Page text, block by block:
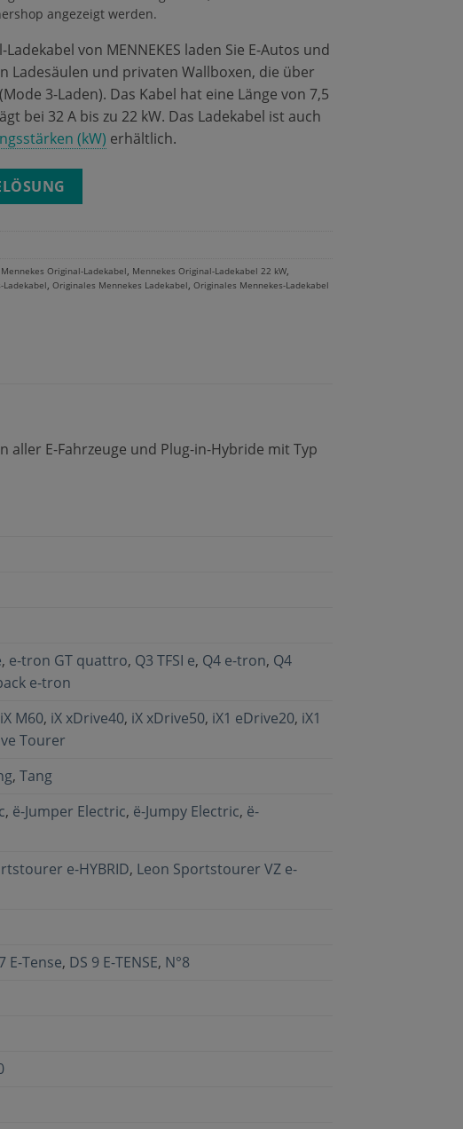
angezeigt werden.
von MENNEKES laden Sie E-Autos und
Ladesäulen und privaten Wallboxen, die über
3-Laden). Das Kabel hat eine Länge von 7,5
bei 32 A bis zu 22 kW. Das Ladekabel ist auch
(kW) erhältlich.
Mennekes Original-Ladekabel Mennekes Original-Ladekabel 22 kW
Originales Mennekes Ladekabel Originales Mennekes-Ladekabel
aller E-Fahrzeuge und Plug-in-Hybride mit Typ
, e-tron GT quattro, Q3 TFSI e, Q4 e-tron, Q4
e-tron
iX M60, iX xDrive40, iX xDrive50, iX1 eDrive20, iX1
Tourer
, Tang
, ë-Jumper Electric, ë-Jumpy Electric, ë-
e-HYBRID, Leon Sportstourer VZ e-
E-Tense, DS 9 E-TENSE, N°8